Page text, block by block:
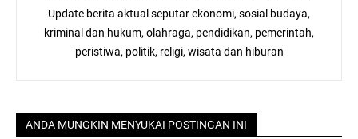
Update berita aktual seputar ekonomi, sosial budaya,
kriminal dan hukum, olahraga, pendidikan, pemerintah,
peristiwa, politik, religi, wisata dan hiburan
ANDA MUNGKIN MENYUKAI POSTINGAN INI